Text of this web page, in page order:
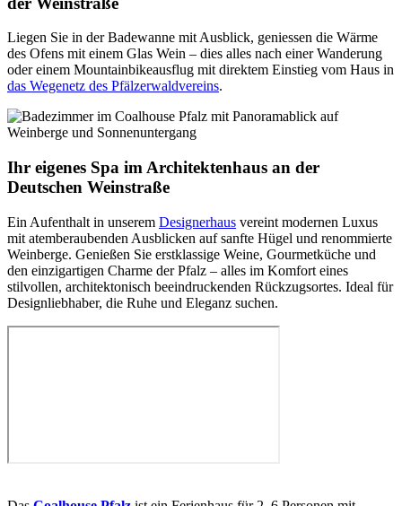
Liegen Sie in der Badewanne mit Ausblick, geniessen die Wärme
des Ofens mit einem Glas Wein – dies alles nach einer Wanderung
oder einem Mountainbikeausflug mit direktem Einstieg vom Haus in
das Wegenetz des Pfälzerwaldvereins.
Ihr eigenes Spa im Architektenhaus an der
Deutschen Weinstraße
Ein Aufenthalt in unserem Designerhaus vereint modernen Luxus
mit atemberaubenden Ausblicken auf sanfte Hügel und renommierte
Weinberge. Genießen Sie erstklassige Weine, Gourmetküche und
den einzigartigen Charme der Pfalz – alles im Komfort eines
stilvollen, architektonisch beeindruckenden Rückzugsortes. Ideal für
Designliebhaber, die Ruhe und Eleganz suchen.